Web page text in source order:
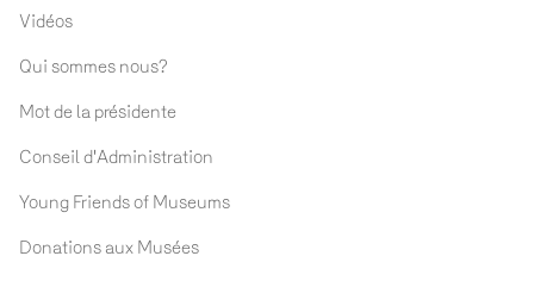
Association ADM
Vidéos
Qui sommes nous?
Mot de la présidente
Conseil d'Administration
Young Friends of Museums
Donations aux Musées